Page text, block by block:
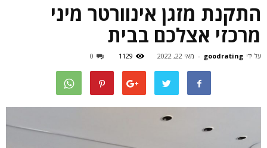
התקנת מזגן אינוורטר מיני
מרכזי אצלכם בבית
על ידי goodrating
- מאי 22, 2022 1129
0